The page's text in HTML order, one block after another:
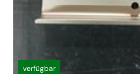
verfügbar